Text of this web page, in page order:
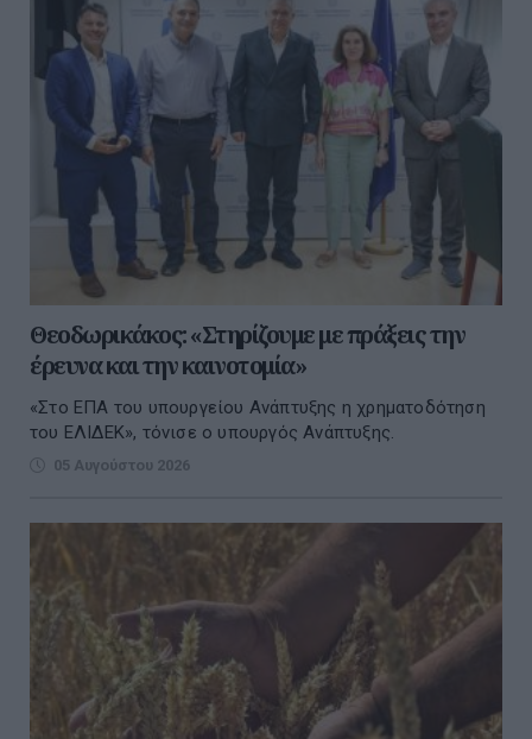
Θεοδωρικάκος: «Στηρίζουμε με πράξεις την
έρευνα και την καινοτομία»
«Στο ΕΠΑ του υπουργείου Ανάπτυξης η χρηματοδότηση
του ΕΛΙΔΕΚ», τόνισε ο υπουργός Ανάπτυξης.
05 Αυγούστου 2026